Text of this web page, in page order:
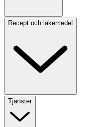
Recept och läkemedel
Tjänster